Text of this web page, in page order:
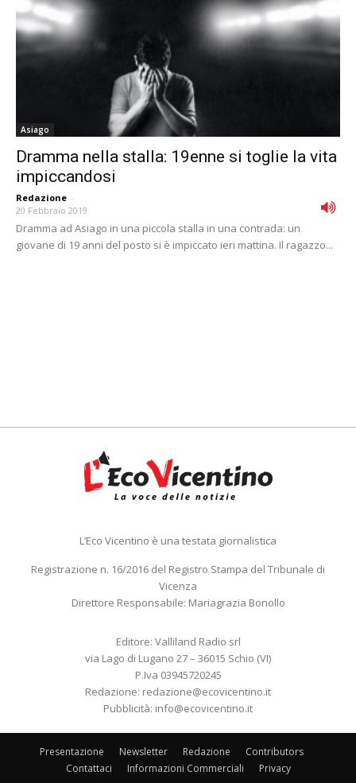
Asiago
Dramma nella stalla: 19enne si toglie la vita
impiccandosi
Redazione -
20 Febbraio 2019
Dramma ad Asiago in una piccola stalla in una contrada: un
giovane di 19 anni del posto si è impiccato ieri mattina. Il ragazzo...
L’Eco Vicentino è una testata giornalistica
Registrazione n. 16/2016 del Registro Stampa del Tribunale di
Vicenza
Direttore Responsabile: Mariagrazia Bonollo
Editore: Valliland Radio srl
via Lago di Lugano 27 – 36015 Schio (VI)
P.Iva 03945720245
Redazione: redazione@ecovicentino.it
Pubblicità: info@ecovicentino.it
Presentazione Newsletter Redazione
Contributors
Contattaci
Informazioni Commerciali Privacy